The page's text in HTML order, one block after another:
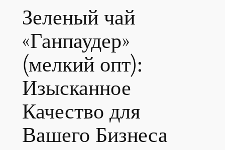
0
₽
0
₽
Зеленый чай
«Ганпаудер»
(мелкий опт):
Изысканное
Качество для
Вашего Бизнеса